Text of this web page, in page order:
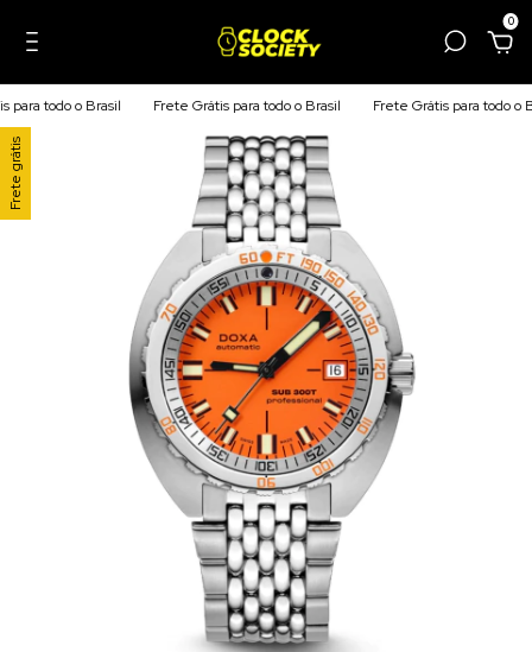
0
o Brasil Frete Grátis para todo o Brasil Frete Grátis para todo o Brasil
Frete grátis